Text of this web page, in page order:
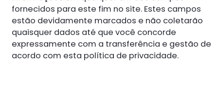
fornecidos para este fim no site. Estes campos
estão devidamente marcados e não coletarão
quaisquer dados até que você concorde
expressamente com a transferência e gestão de
acordo com esta política de privacidade.